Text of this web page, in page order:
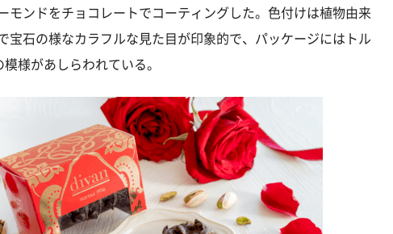
モンドをチョコレートでコーティングした。色付けは植物由来
宝石の様なカラフルな見た目が印象的で、パッケージにはトル
様があしらわれている。